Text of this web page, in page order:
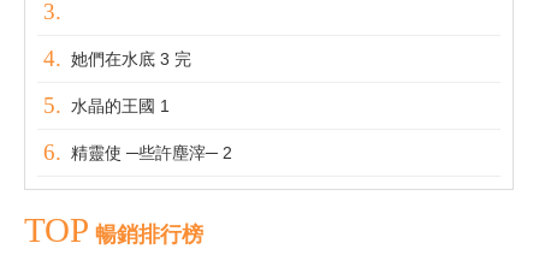
她們在水底 3 完
水晶的王國 1
精靈使 ─些許塵滓─ 2
TOP 暢銷排行榜